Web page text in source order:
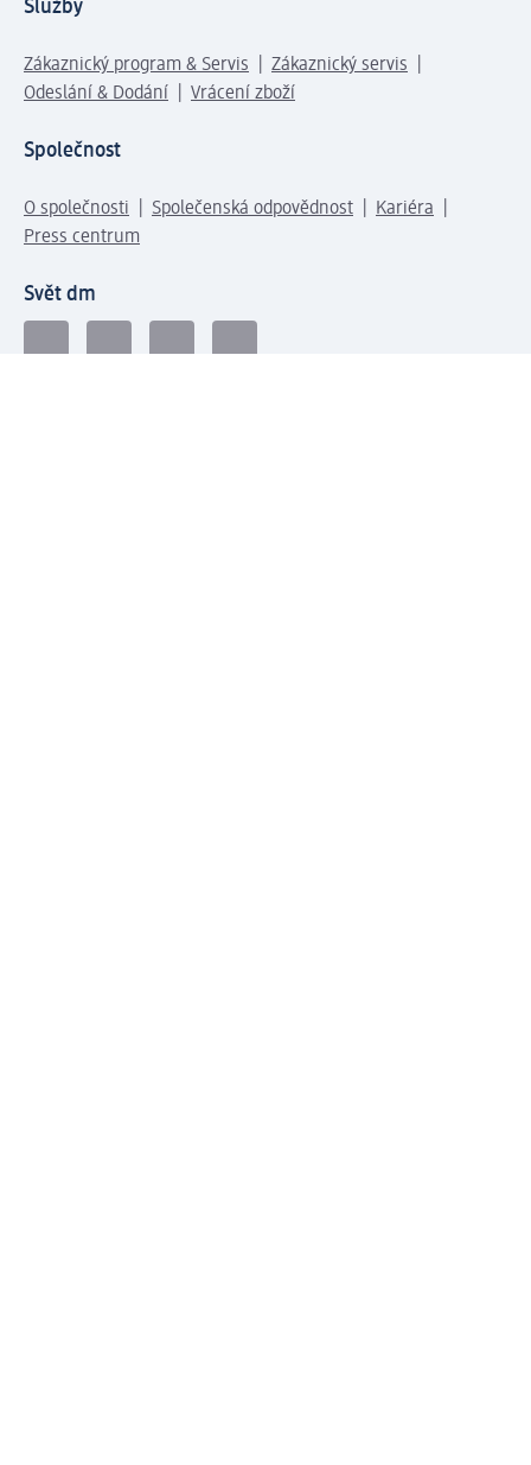
Služby
Zákaznický program & Servis
Zákaznický servis
Odeslání & Dodání
Vrácení zboží
Společnost
O společnosti Společenská odpovědnost
Kariéra
Press centrum
Svět dm